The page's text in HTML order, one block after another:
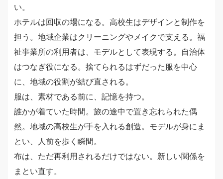
い。
ホテルは回収の場になる。高校生はデザインと制作を
担う。地域企業はクリーニングやメイクで支える。福
祉事業所の利用者は、モデルとして表現する。自治体
はつなぎ役になる。捨てられるはずだった服を中心
に、地域の役割が結び直される。
服は、素材である前に、記憶を持つ。
誰かが着ていた時間。旅の途中で置き忘れられた偶
然。地域の高校生が手を入れる創造。モデルが身にま
とい、人前を歩く瞬間。
布は、ただ再利用されるだけではない。新しい関係を
まとい直す。